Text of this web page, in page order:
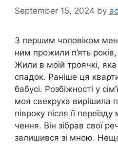
September 15, 2024 by
З першим чоловіком
ним прожили п’ять
Жили в моїй троячкі, яка
спадок. Раніше ця
бабусі. Розбіжності у
моя свекруха вирішила
півроку після її
чення. Він зібрав свої
залишився зі мною.